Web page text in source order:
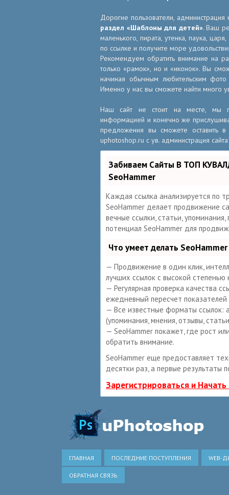
Дорогие пользователи,
раздел «Шаблоны для детей». Ваш
маленького, пирата, утенка, паука,
по ссылке и получите море
Рекомендуем обратить внимание на
только «рамок», но и «иконок». Вы
начиная обычным любительским
Именно у нас вы сможете найти много
Наш сайт не стоит на месте, мы
информацией и конечно же
предложения вы сможете оставить
uphotoshop.ru с ув. администрация
Забиваем Сайты В ТОП
SeoHammer
Каждая ссылка анализируется по
SeoHammer делает продвижение
вечные ссылки, статьи,
потенциал SeoHammer для
Что умеет делать SeoHammer
— Продвижение в один клик,
лучших ссылок с высокой
— Регулярная проверка качества
ежедневный пересчет показателей
— Все известные форматы ссылок:
(упоминания, мнения, отзывы,
— SeoHammer покажет, где рост
обратить внимание.
SeoHammer еще предоставляет
десятки раз, а первые результаты
Зарегистрироваться и
ГЛАВНАЯ ПОСЛЕДНИЕ ПОСТУПЛЕНИЯ WEB-
ОБРАТНАЯ СВЯЗЬ